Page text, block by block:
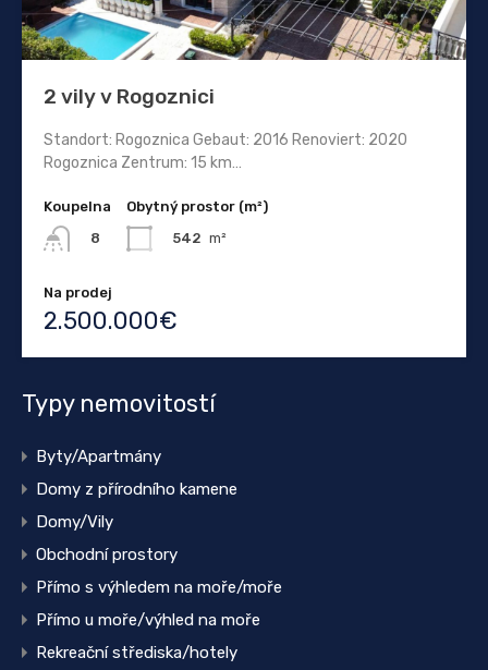
2 vily v Rogoznici
Standort: Rogoznica Gebaut: 2016 Renoviert: 2020
Rogoznica Zentrum: 15 km…
Koupelna
8
Obytný prostor (m²)
542 m²
Na prodej
2.500.000€
Typy nemovitostí
Byty/Apartmány
Domy z přírodního kamene
Domy/Vily
Obchodní prostory
Přímo s výhledem na moře/moře
Přímo u moře/výhled na moře
Rekreační střediska/hotely